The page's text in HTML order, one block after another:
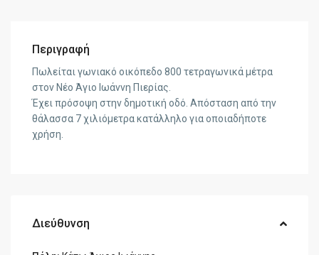
Περιγραφή
Πωλείται γωνιακό οικόπεδο 800 τετραγωνικά μέτρα
στον Νέο Άγιο Ιωάννη Πιερίας.
Έχει πρόσοψη στην δημοτική οδό. Απόσταση από την
θάλασσα 7 χιλιόμετρα κατάλληλο για οποιαδήποτε
χρήση.
Διεύθυνση